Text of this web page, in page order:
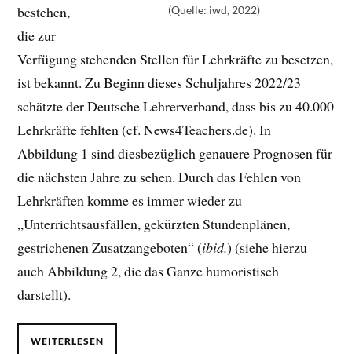
(Quelle: iwd, 2022)
bestehen,
die zur
Verfügung stehenden Stellen für Lehrkräfte zu besetzen,
ist bekannt. Zu Beginn dieses Schuljahres 2022/23
schätzte der Deutsche Lehrerverband, dass bis zu 40.000
Lehrkräfte fehlten (cf. News4Teachers.de). In
Abbildung 1 sind diesbezüglich genauere Prognosen für
die nächsten Jahre zu sehen. Durch das Fehlen von
Lehrkräften komme es immer wieder zu
„Unterrichtsausfällen, gekürzten Stundenplänen,
gestrichenen Zusatzangeboten“ (ibid.) (siehe hierzu
auch Abbildung 2, die das Ganze humoristisch
darstellt).
WEITERLESEN